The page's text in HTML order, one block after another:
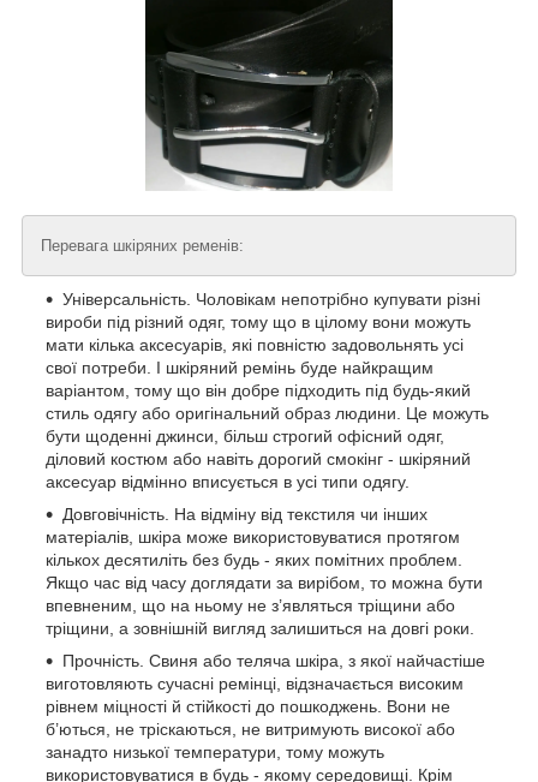
Перевага шкіряних ременів:
Універсальність. Чоловікам непотрібно купувати різні
вироби під різний одяг, тому що в цілому вони можуть
мати кілька аксесуарів, які повністю задовольнять усі
свої потреби. І шкіряний ремінь буде найкращим
варіантом, тому що він добре підходить під будь-який
стиль одягу або оригінальний образ людини. Це можуть
бути щоденні джинси, більш строгий офісний одяг,
діловий костюм або навіть дорогий смокінг - шкіряний
аксесуар відмінно вписується в усі типи одягу.
Довговічність. На відміну від текстиля чи інших
матеріалів, шкіра може використовуватися протягом
кількох десятиліть без будь - яких помітних проблем.
Якщо час від часу доглядати за вирібом, то можна бути
впевненим, що на ньому не з’являться тріщини або
тріщини, а зовнішній вигляд залишиться на довгі роки.
Прочність. Свиня або теляча шкіра, з якої найчастіше
виготовляють сучасні ремінці, відзначається високим
рівнем міцності й стійкості до пошкоджень. Вони не
б’ються, не тріскаються, не витримують високої або
занадто низької температури, тому можуть
використовуватися в будь - якому середовищі. Крім